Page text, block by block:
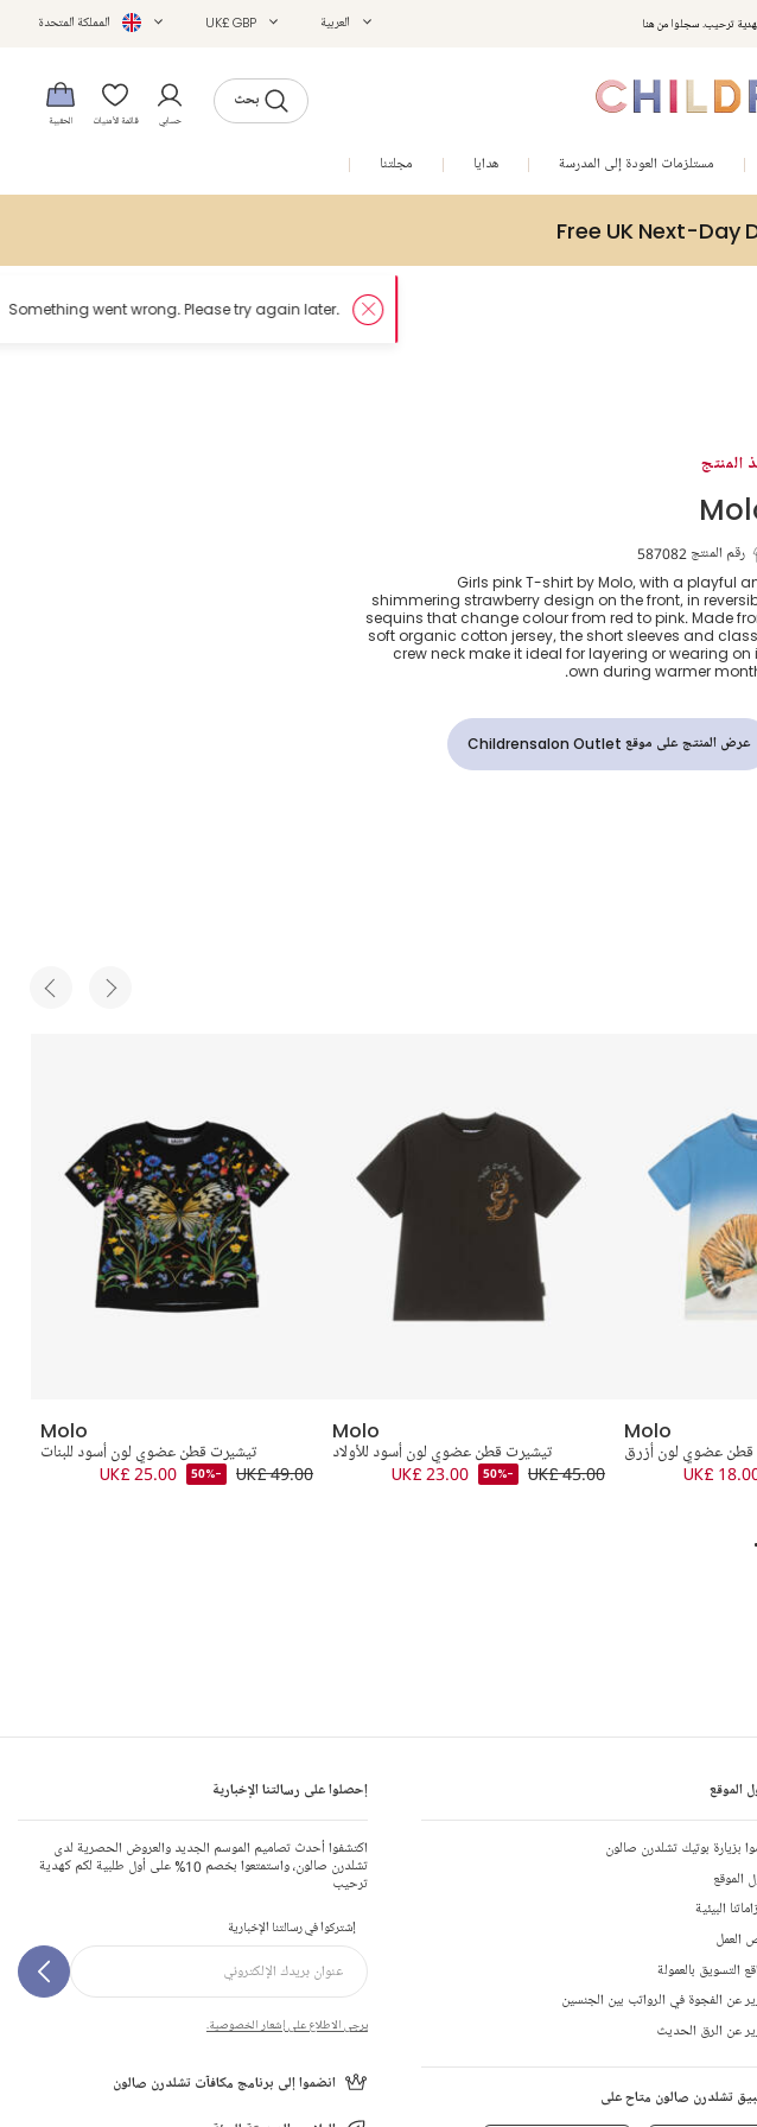
العربية UK£ GBP المملكة المتحدة
بحث
حسابي قائمة الأمنيات الحقيبة
مستلزمات العودة إلى المدرسة هدايا مجلتنا
Free UK Next-Day
المنتج
بطبعة فراولة
لون زهري
رقم المنتج 587082
Girls pink T-shirt by Molo, with a playful
shimmering strawberry design on the front, in
sequins that change colour from red to pink. Made
soft organic cotton jersey, the short sleeves and
crew neck make it ideal for layering or wearing on
own during warmer
عرض المنتج على موقع Childrensalon Outlet
Molo
تيشيرت قطن عضوي لون أسود للبنات
UK£ 49.00
-50%
UK£ 25.00
Molo
تيشيرت قطن عضوي لون أسود للأولاد
UK£ 45.00
-50%
UK£ 23.00
Molo
قطن عضوي لون أزرق
UK£
الموقع
بزيارة بوتيك تشلدرن صالون
الموقع
البيئية
العمل
التسويق بالعمولة
عن الفجوة في الرواتب بين الجنسين
عن الرق الحديث
تشلدرن صالون متاح على
إحصلوا على رسالتنا الإخبارية
اكتشفوا أحدث تصاميم الموسم الجديد والعروض الحصرية لدى
تشلدرن صالون، واستمتعوا بخصم 10% على أول طلبية لكم كهدية
ترحيب
إشتركوا في رسالتنا الإخبارية
يرجى الاطلاع على إشعار الخصوصية.
انضموا إلى برنامج مكافآت تشلدرن صالون